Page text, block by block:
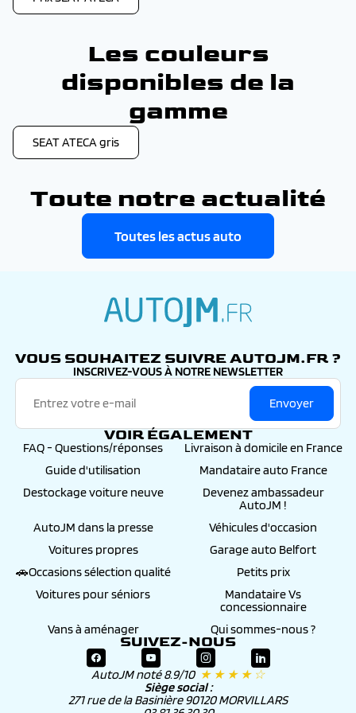
Les couleurs
disponibles de la
gamme
SEAT ATECA gris
Toute notre actualité
Toutes les actus auto
VOUS SOUHAITEZ SUIVRE AUTOJM.FR ?
INSCRIVEZ-VOUS À NOTRE NEWSLETTER
Envoyer
VOIR ÉGALEMENT
FAQ - Questions/réponses
Livraison à domicile en France
Guide d'utilisation
Mandataire auto France
Destockage voiture neuve
Devenez ambassadeur
AutoJM !
AutoJM dans la presse
Véhicules d'occasion
Voitures propres
Garage auto Belfort
🚗Occasions sélection qualité
Petits prix
Voitures pour séniors
Mandataire Vs
concessionnaire
Vans à aménager
Qui sommes-nous ?
SUIVEZ-NOUS
AutoJM noté 8.9/10 ★ ★ ★ ★ ☆
Siège social :
271 rue de la Basinière 90120 MORVILLARS